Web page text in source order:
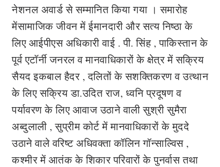
नेशनल अवार्ड से सम्मानित किया गया । समारोह
मेंसामाजिक जीवन में ईमानदारी और सत्य निष्ठा के
लिए आईपीएस अधिकारी वाई . पी. सिंह , पाकिस्तान के
पूर्व एटॉर्नी जनरल व मानवाधिकारों के क्षेत्र में सक्रिय
सैयद इकबाल हैदर , दलितों के सशक्तिकरण व उत्थान
के लिए सक्रिय डा.उदित राज, ध्वनि प्रदूषण व
पर्यावरण के लिए आवाज उठाने वाली सुश्री सुमैरा
अब्दुलाली , सुप्रीम कोर्ट में मानवाधिकारों के मुददे
उठाने वाले वरिष्ट अधिवक्ता कॉलिन गॉन्साल्विस ,
कश्मीर में आतंक के शिकार परिवारों के पुनर्वास तथा